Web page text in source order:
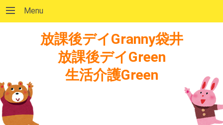
Menu
放課後デイGranny袋井
放課後デイGreen
生活介護Green